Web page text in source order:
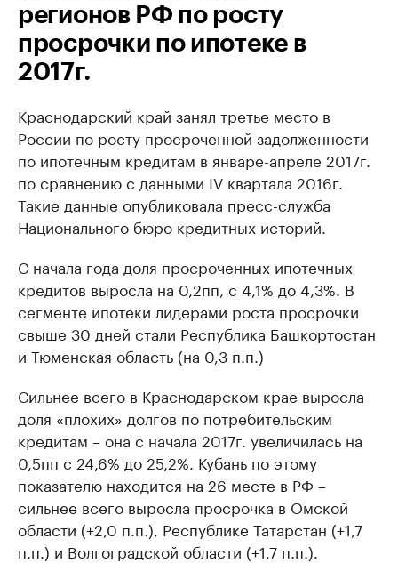
регионов РФ по росту
просрочки по ипотеке в
2017г.
Краснодарский край занял третье место в
России по росту просроченной задолженности
по ипотечным кредитам в январе-апреле 2017г.
по сравнению с данными IV квартала 2016г.
Такие данные опубликовала пресс-служба
Национального бюро кредитных историй.
С начала года доля просроченных ипотечных
кредитов выросла на 0,2пп, с 4,1% до 4,3%. В
сегменте ипотеки лидерами роста просрочки
свыше 30 дней стали Республика Башкортостан
и Тюменская область (на 0,3 п.п.)
Сильнее всего в Краснодарском крае выросла
доля «плохих» долгов по потребительским
кредитам – она с начала 2017г. увеличилась на
0,5пп с 24,6% до 25,2%. Кубань по этому
показателю находится на 26 месте в РФ –
сильнее всего выросла просрочка в Омской
области (+2,0 п.п.), Республике Татарстан (+1,7
п.п.) и Волгоградской области (+1,7 п.п.).